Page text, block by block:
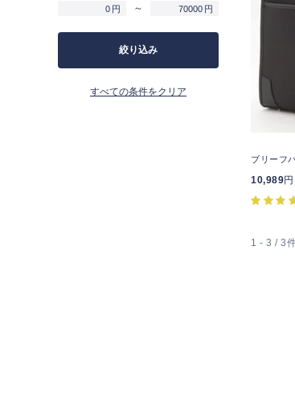
ブリーフ
10,989
1 - 3 / 3
円 ～ 円
絞り込み
すべての条件をクリア